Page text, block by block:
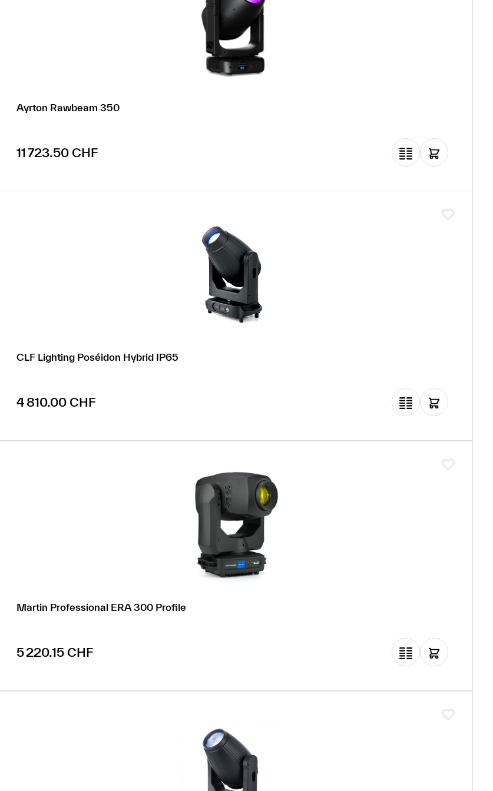
Ayrton Rawbeam 350
Prix régulier :
11 723.50 CHF
CLF Lighting Poséidon Hybrid IP65
Prix régulier :
4 810.00 CHF
Martin Professional ERA 300 Profile
Prix régulier :
5 220.15 CHF